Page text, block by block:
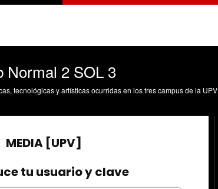
Normal 2 SOL 3
tecnológicas y artísticas ocurridas en los tres campus de la UPV